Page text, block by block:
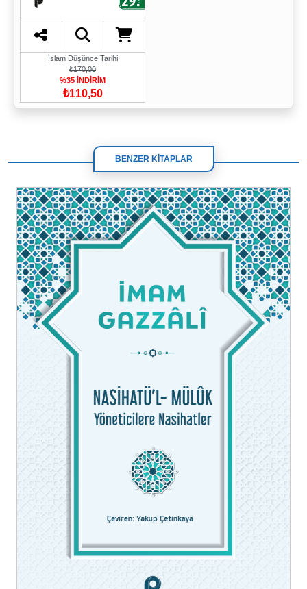
İslam Düşünce Tarihi
₺170,00
%35 İNDİRİM
₺110,50
BENZER KİTAPLAR